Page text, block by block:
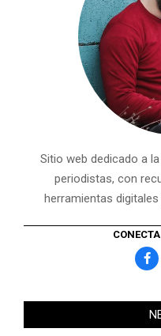
Sitio web dedicado a
periodistas, con
herramientas